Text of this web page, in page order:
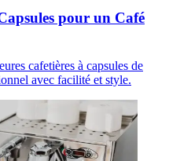
pour un Café
cafetières à capsules de
avec facilité et style.